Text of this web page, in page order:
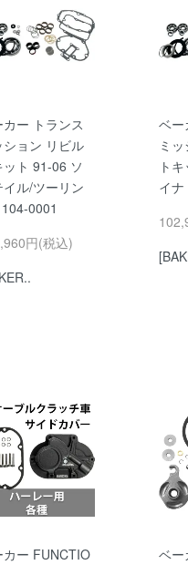
ー トランス
ション リビル
ット 91-06 ソ
イル/ツーリン
0001
円(税込)
ベー
ミ
ト
イ
カー FUNCTIO
ベー